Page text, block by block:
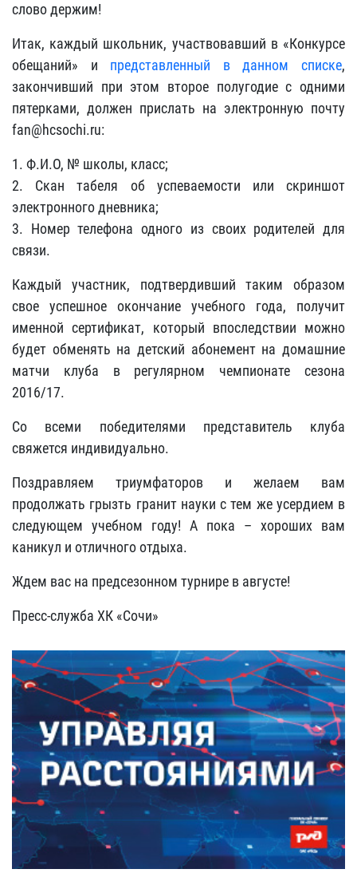
слово держим!
Итак, каждый школьник, участвовавший в «Конкурсе
обещаний» и представленный в данном списке,
закончивший при этом второе полугодие с одними
пятерками, должен прислать на электронную почту
fan@hcsochi.ru:
1. Ф.И.О, № школы, класс;
2. Скан табеля об успеваемости или скриншот
электронного дневника;
3. Номер телефона одного из своих родителей для
связи.
Каждый участник, подтвердивший таким образом
свое успешное окончание учебного года, получит
именной сертификат, который впоследствии можно
будет обменять на детский абонемент на домашние
матчи клуба в регулярном чемпионате сезона
2016/17.
Со всеми победителями представитель клуба
свяжется индивидуально.
Поздравляем триумфаторов и желаем вам
продолжать грызть гранит науки с тем же усердием в
следующем учебном году! А пока – хороших вам
каникул и отличного отдыха.
Ждем вас на предсезонном турнире в августе!
Пресс-служба ХК «Сочи»